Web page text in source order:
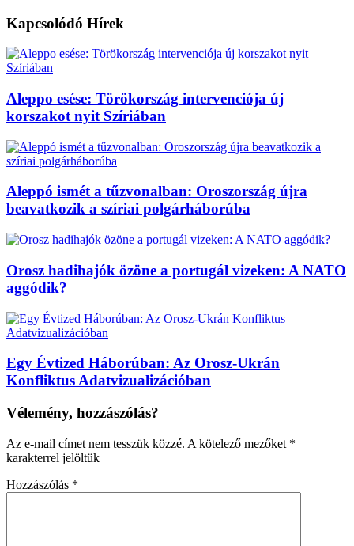
Kapcsolódó Hírek
Aleppo esése: Törökország intervenciója új
korszakot nyit Szíriában
Aleppó ismét a tűzvonalban: Oroszország újra
beavatkozik a szíriai polgárháborúba
Orosz hadihajók özöne a portugál vizeken: A NATO
aggódik?
Egy Évtized Háborúban: Az Orosz-Ukrán
Konfliktus Adatvizualizációban
Vélemény, hozzászólás?
Az e-mail címet nem tesszük közzé. A kötelező mezőket *
karakterrel jelöltük
Hozzászólás *